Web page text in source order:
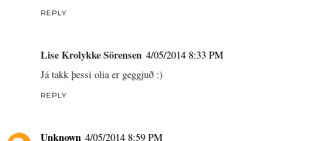
REPLY
Lise Krolykke Sörensen 4/05/2014 8:33 PM
Já takk þessi olia er geggjuð :)
REPLY
Unknown 4/05/2014 8:59 PM